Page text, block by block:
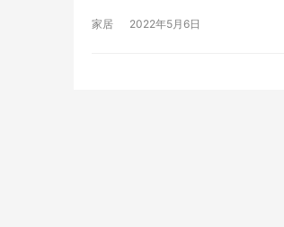
家居 2022年5月6日